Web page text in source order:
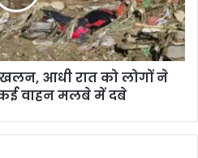
आधी रात को लोगों ने
वाहन मलबे में दबे